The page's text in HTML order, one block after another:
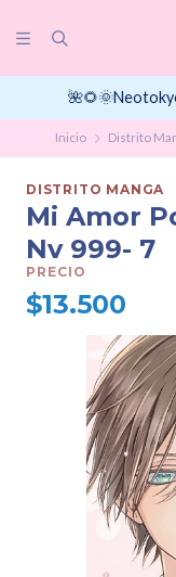
Inicio Distrito
DISTRITO MANGA
Mi Amor
Nv 999- 7
PRECIO
$13.500